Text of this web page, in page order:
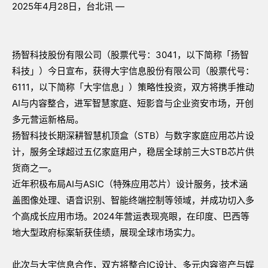
2025年4月28日，台北讯 —
扬智科技股份有限公司（股票代号：3041，以下简称「扬智
科技」）今日宣布，获得大宇信息股份有限公司（股票代号：
6111，以下简称「大宇信息」）策略性投资，双方将携手推动
AI与内容整合，进军智慧家庭、短影音与企业资安市场，开创
多元营运新格局。
扬智科技长期深耕智慧机顶盒（STB）与数字家庭应用芯片设
计，服务全球超过五亿家庭用户，稳居全球前三大STB芯片供
货商之一。
近年积极布局AI与ASIC（特殊应用芯片）设计服务，技术涵
盖图像处理、语音识别、智能终端控制等领域，并成功切入多
个高成长应用市场。2024年营运表现亮眼，在印度、巴西等
地大型政府标案斩获佳绩，展现全球市场实力。
此次与大宇信息合作，双方将整合IC设计、多元内容资产与娱